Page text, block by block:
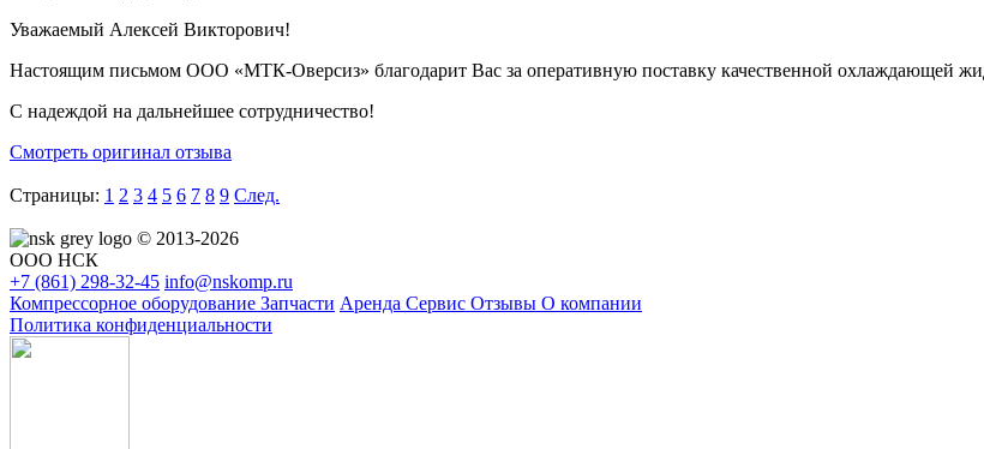
Уважаемый Алексей Викторович!
Настоящим письмом ООО «МТК-Оверсиз» благодарит Вас за оперативную поставку качественной охлаждающей
С надеждой на дальнейшее сотрудничество!
Смотреть оригинал отзыва
Страницы: 1 2 3 4 5 6 7 8 9 След.
© 2013-2026
ООО НСК
+7 (861) 298-32-45 info@nskomp.ru
Компрессорное оборудование Запчасти Аренда Сервис Отзывы О компании
Политика конфиденциальности